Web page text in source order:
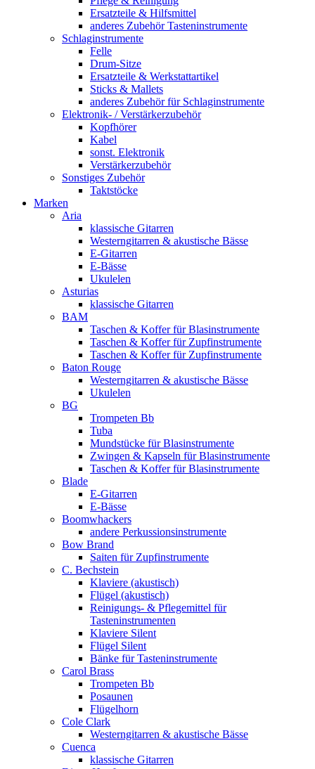
Ersatzteile & Hilfsmittel
anderes Zubehör Tasteninstrumente
Schlaginstrumente
Felle
Drum-Sitze
Ersatzteile & Werkstattartikel
Sticks & Mallets
anderes Zubehör für Schlaginstrumente
Elektronik- / Verstärkerzubehör
Kopfhörer
Kabel
sonst. Elektronik
Verstärkerzubehör
Sonstiges Zubehör
Taktstöcke
Marken
Aria
klassische Gitarren
Westerngitarren & akustische Bässe
E-Gitarren
E-Bässe
Ukulelen
Asturias
klassische Gitarren
BAM
Taschen & Koffer für Blasinstrumente
Taschen & Koffer für Zupfinstrumente
Taschen & Koffer für Zupfinstrumente
Baton Rouge
Westerngitarren & akustische Bässe
Ukulelen
BG
Trompeten Bb
Tuba
Mundstücke für Blasinstrumente
Zwingen & Kapseln für Blasinstrumente
Taschen & Koffer für Blasinstrumente
Blade
E-Gitarren
E-Bässe
Boomwhackers
andere Perkussionsinstrumente
Bow Brand
Saiten für Zupfinstrumente
C. Bechstein
Klaviere (akustisch)
Flügel (akustisch)
Reinigungs- & Pflegemittel für
Tasteninstrumenten
Klaviere Silent
Flügel Silent
Bänke für Tasteninstrumente
Carol Brass
Trompeten Bb
Posaunen
Flügelhorn
Cole Clark
Westerngitarren & akustische Bässe
Cuenca
klassische Gitarren